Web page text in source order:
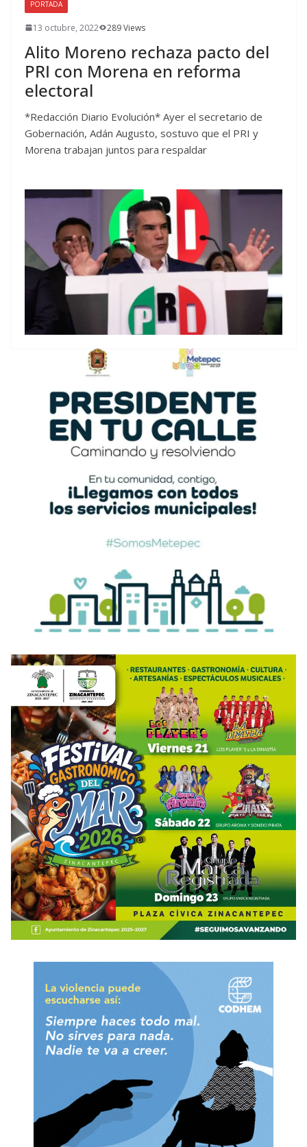
PORTADA
13 octubre, 2022 289 Views
Alito Moreno rechaza pacto del
PRI con Morena en reforma
electoral
*Redacción Diario Evolución* Ayer el secretario de
Gobernación, Adán Augusto, sostuvo que el PRI y
Morena trabajan juntos para respaldar